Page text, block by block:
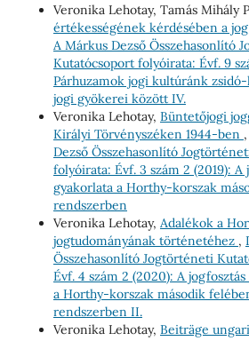
Veronika Lehotay, Tamás Mihály
értékességének kérdésében a
A Márkus Dezső Összehasonlító
Kutatócsoport folyóirata: Évf. 9
Párhuzamok jogi kultúránk
jogi gyökerei között IV.
Veronika Lehotay, Büntetőjogi
Királyi Törvényszéken 1944-ben ,
Dezső Összehasonlító
folyóirata: Évf. 3 szám 2 (2019):
gyakorlata a Horthy-korszak
rendszerben
Veronika Lehotay, Adalékok a
jogtudományának történetéhez ,
Összehasonlító Jogtörténeti
Évf. 4 szám 2 (2020): A
a Horthy-korszak második
rendszerben II.
Veronika Lehotay, Beiträge